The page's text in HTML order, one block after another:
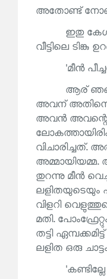
അതോണ്ട് നോൺ
ഇതു
വീട്ടിലെ ടിങ്കു
'മീൻ
ആര്
അവന്
അവൻ അവന്റെ
വിചാരിച്ചത്.
അമ്മായിയമ്മ.
തുറന്നു മീൻ
ലളിതയുടെയും
വിളറി
മതി.
തട്ടി
ലളിത ഒരു